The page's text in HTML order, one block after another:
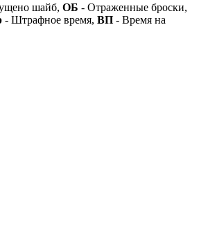
шайб, ОБ - Отраженные броски,
- Штрафное время, ВП - Время на